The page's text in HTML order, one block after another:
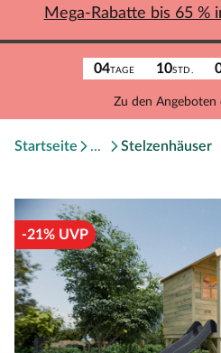
04TAGE 10STD.
Zu den Angeboten
Mega-Rabatte bis 65 %
Startseite Stelzenhäuser
-21% UVP